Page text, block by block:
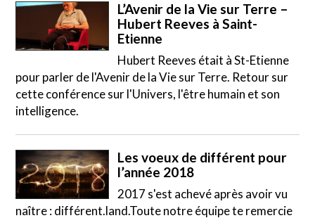
L’Avenir de la Vie sur Terre –
Hubert Reeves à Saint-
Etienne
Hubert Reeves était à St-Etienne
pour parler de l'Avenir de la Vie sur Terre. Retour sur
cette conférence sur l'Univers, l'être humain et son
intelligence.
Les voeux de différent pour
l’année 2018
2017 s'est achevé après avoir vu
naître : différent.land.Toute notre équipe te remercie